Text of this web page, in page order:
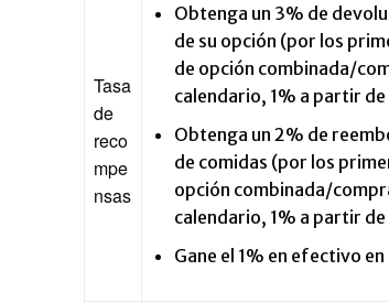
Tasa
de
reco
mpe
nsas
Obtenga un 3% de
de su opción (por los
de opción combinada/
calendario, 1% a partir
Obtenga un 2% de
de comidas (por los
opción combinada/
calendario, 1% a partir
Gane el 1% en efectivo